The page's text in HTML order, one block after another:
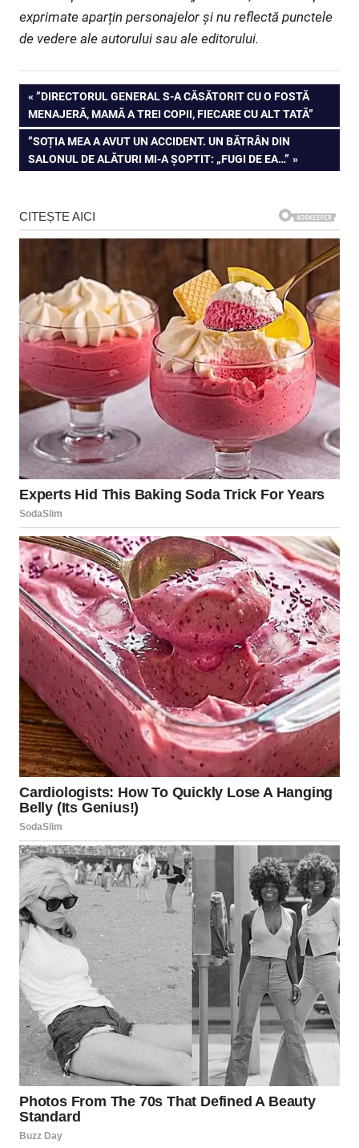
exprimate aparțin personajelor și nu reflectă punctele
de vedere ale autorului sau ale editorului.
Navigare
în
articole
PREVIOUS
POST:
”DIRECTORUL GENERAL S-A CĂSĂTORIT CU O FOSTĂ
MENAJERĂ, MAMĂ A TREI COPII, FIECARE CU ALT TATĂ”
NEXT
POST:
”SOȚIA MEA A AVUT UN ACCIDENT. UN BĂTRÂN DIN
SALONUL DE ALĂTURI MI-A ȘOPTIT: „FUGI DE EA…”